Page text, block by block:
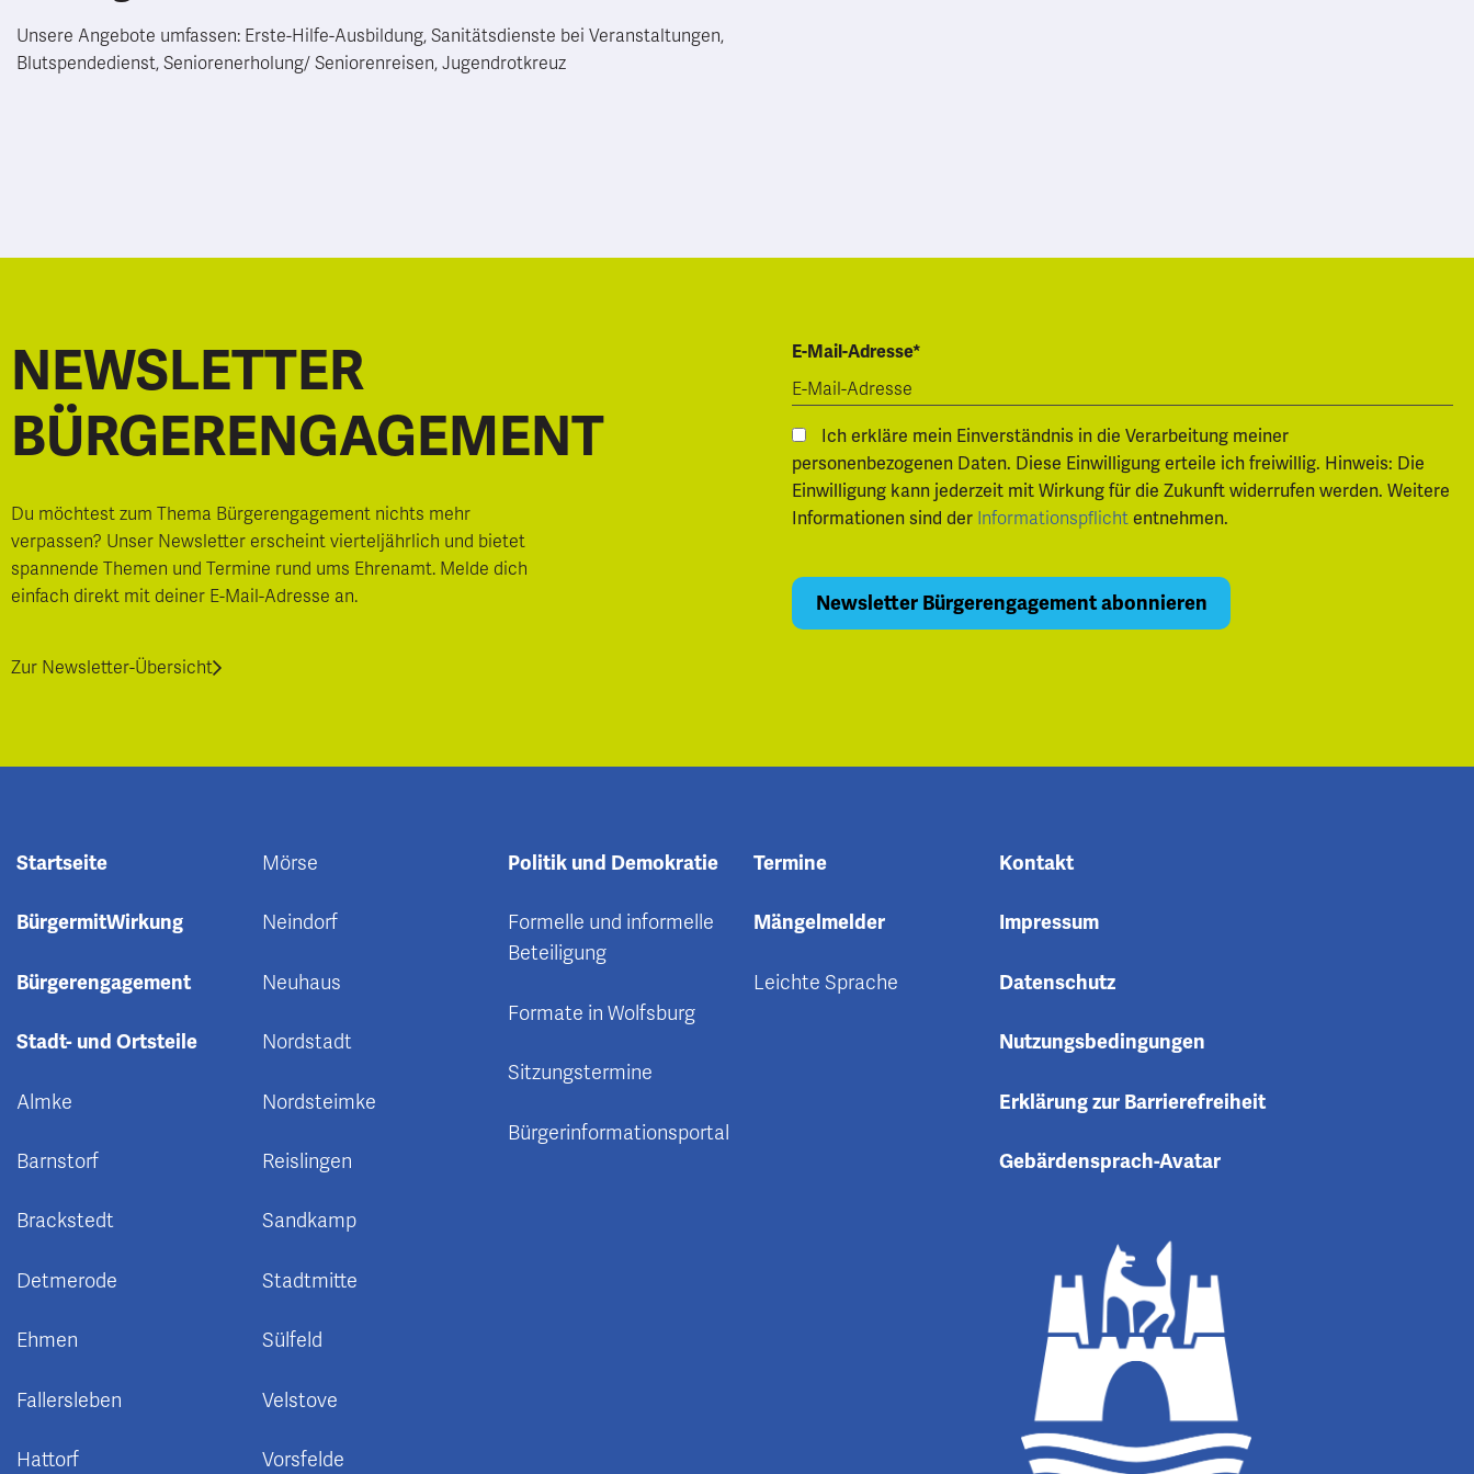
Unsere Angebote umfassen: Erste-Hilfe-Ausbildung, Sanitätsdienste bei Veranstaltungen,
Blutspendedienst, Seniorenerholung/ Seniorenreisen, Jugendrotkreuz
NEWSLETTER
BÜRGERENGAGEMENT
Du möchtest zum Thema Bürgerengagement nichts mehr
verpassen? Unser Newsletter erscheint vierteljährlich und bietet
spannende Themen und Termine rund ums Ehrenamt. Melde dich
einfach direkt mit deiner E-Mail-Adresse an.
Zur Newsletter-Übersicht
E-Mail-Adresse*
Ich erkläre mein Einverständnis in die Verarbeitung meiner
personenbezogenen Daten. Diese Einwilligung erteile ich freiwillig. Hinweis: Die
Einwilligung kann jederzeit mit Wirkung für die Zukunft widerrufen werden. Weitere
Informationen sind der Informationspflicht entnehmen.
Startseite
BürgermitWirkung
Bürgerengagement
Stadt- und Ortsteile
Almke
Barnstorf
Brackstedt
Detmerode
Ehmen
Fallersleben
Hattorf
Mörse
Neindorf
Neuhaus
Nordstadt
Nordsteimke
Reislingen
Sandkamp
Stadtmitte
Sülfeld
Velstove
Vorsfelde
Politik und Demokratie
Formelle und informelle
Beteiligung
Formate in Wolfsburg
Sitzungstermine
Bürgerinformationsportal
Termine
Mängelmelder
Leichte Sprache
Kontakt
Impressum
Datenschutz
Nutzungsbedingungen
Erklärung zur Barrierefreiheit
Gebärdensprach-Avatar